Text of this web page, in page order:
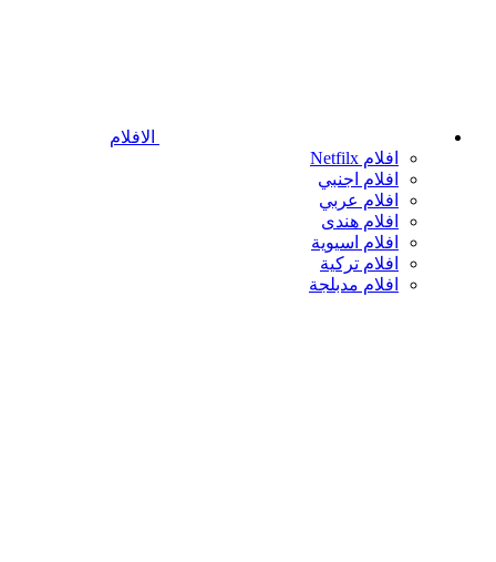
الافلام
افلام Netfilx
افلام اجنبي
افلام عربي
افلام هندى
افلام اسيوية
افلام تركية
افلام مدبلجة